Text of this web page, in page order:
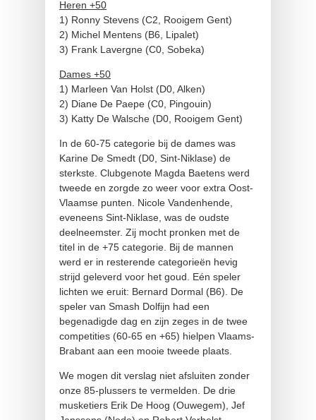
Heren +50
1) Ronny Stevens (C2, Rooigem Gent)
2) Michel Mentens (B6, Lipalet)
3) Frank Lavergne (C0, Sobeka)
Dames +50
1) Marleen Van Holst (D0, Alken)
2) Diane De Paepe (C0, Pingouin)
3) Katty De Walsche (D0, Rooigem Gent)
In de 60-75 categorie bij de dames was
Karine De Smedt (D0, Sint-Niklase) de
sterkste. Clubgenote Magda Baetens werd
tweede en zorgde zo weer voor extra Oost-
Vlaamse punten. Nicole Vandenhende,
eveneens Sint-Niklase, was de oudste
deelneemster. Zij mocht pronken met de
titel in de +75 categorie. Bij de mannen
werd er in resterende categorieën hevig
strijd geleverd voor het goud. Eén speler
lichten we eruit: Bernard Dormal (B6). De
speler van Smash Dolfijn had een
begenadigde dag en zijn zeges in de twee
competities (60-65 en +65) hielpen Vlaams-
Brabant aan een mooie tweede plaats.
We mogen dit verslag niet afsluiten zonder
onze 85-plussers te vermelden. De drie
musketiers Erik De Hoog (Ouwegem), Jef